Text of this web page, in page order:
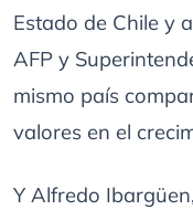
Estado de Chile y
AFP y
mismo país
valores en el
Y Alfredo